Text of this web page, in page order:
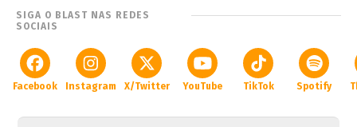
SIGA O BLAST NAS REDES
SOCIAIS
Facebook Instagram X/Twitter YouTube TikTok Spotify